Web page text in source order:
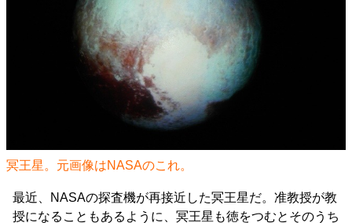
冥王星。元画像はNASAのこれ。
最近、NASAの探査機が再接近した冥王星だ。准教授が教
授になることもあるように、冥王星も徳をつむとそのうち